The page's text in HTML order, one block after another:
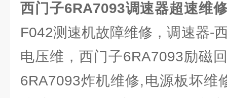
西门子6RA7093调速器超速维
F042测速机故障维修，调速器-
电压维，西门子6RA7093励磁
6RA7093炸机维修,电源板坏维